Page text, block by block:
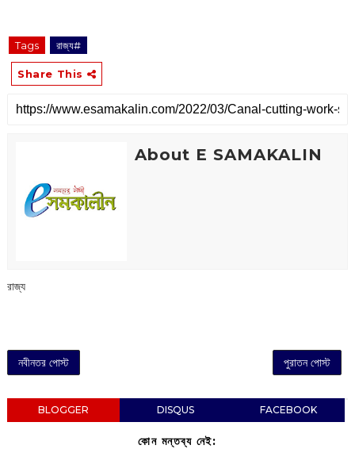
Tags রাজ্য#
Share This
About E SAMAKALIN
রাজ্য
নবীনতর পোস্ট পুরাতন পোস্ট
BLOGGER DISQUS FACEBOOK
কোন মন্তব্য নেই: